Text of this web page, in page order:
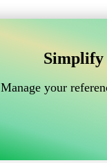
Simplify
Manage your